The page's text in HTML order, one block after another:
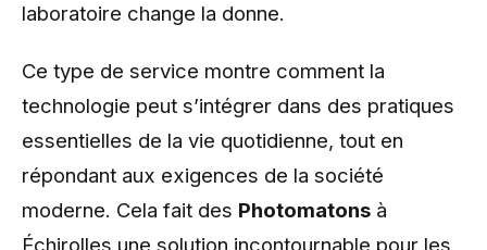
laboratoire change la donne.
Ce type de service montre comment la
technologie peut s’intégrer dans des pratiques
essentielles de la vie quotidienne, tout en
répondant aux exigences de la société
moderne. Cela fait des Photomatons à
Échirolles une solution incontournable pour les